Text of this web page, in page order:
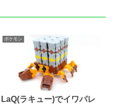
ポケモン
LaQ(ラキュー)でイワパレ